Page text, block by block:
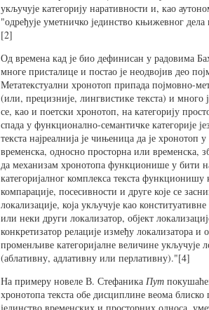
укључује категорију наративности и, као
"одређује уметничко јединство књижевног
[2]
Од времена кад је био дефинисан у радовима
многе присталице и постао је неодвојив део
Метатекстуални хронотоп припада појмовно-
(или, прецизније, лингвистике текста) и много
се, као и поетски хронотоп, на категорију
спада у функционално-семантичке категорије
текста најреалнија је чињеница да је хронотоп
временска, односно просторна или временска,
да механизам хронотопа функционише у бити
категоријалног комплекса текста функционишу
компарације, посесивности и друге које се
локализације, која укључује као
или неки други локализатор, објект
конкретизатор релације између локализатора и
променљиве категоријалне величине укључује
(аблативну, адлативну или перлативну)."[4]
На примеру новеле В. Стефаника Пут
хронотопа текста обе дисциплине веома